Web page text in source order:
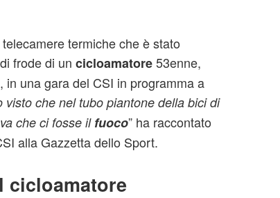
termiche che è stato
frode di un cicloamatore53enne,
in una gara del CSI in programma a
visto che nel tubo piantone della bici di
che ci fosse il fuoco” ha raccontato
alla Gazzetta dello Sport.
cicloamatore